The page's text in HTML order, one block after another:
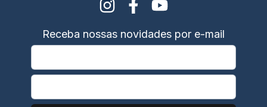
Receba nossas novidades por e-mail